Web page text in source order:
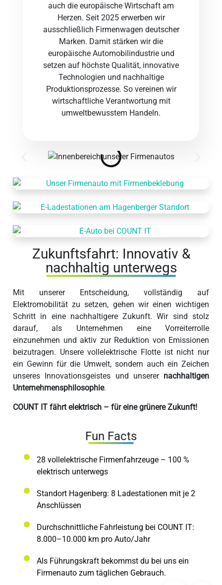
auch die europäische Wirtschaft am
Herzen. Seit 2025 erwerben wir
ausschließlich Firmenwagen deutscher
Marken. Damit stärken wir die
europäische Automobilindustrie und
setzen auf höchste Qualität, innovative
Technologien und nachhaltige
Produktionsprozesse. So vereinen wir
wirtschaftliche Verantwortung mit
umweltbewusstem Handeln.
Zukunftsfahrt: Innovativ &
nachhaltig unterwegs
Mit unserer Entscheidung, vollständig auf
Elektromobilität zu setzen, gehen wir einen wichtigen
Schritt in eine nachhaltigere Zukunft. Wir sind stolz
darauf, als Unternehmen eine Vorreiterrolle
einzunehmen und aktiv zur Reduktion von Emissionen
beizutragen. Unsere vollelektrische Flotte ist nicht nur
ein Gewinn für die Umwelt, sondern auch ein Zeichen
unseres Innovationsgeistes und unserer nachhaltigen
Unternehmensphilosophie.
COUNT IT fährt elektrisch – für eine grünere Zukunft!
Fun Facts
28 vollelektrische Firmenfahrzeuge – 100 %
elektrisch unterwegs
Standort Hagenberg: 8 Ladestationen mit je 2
Anschlüssen
Durchschnittliche Fahrleistung bei COUNT IT:
8.000–10.000 km pro Auto/Jahr
Als Führungskraft bekommst du bei uns ein
Firmenauto zum täglichen Gebrauch.